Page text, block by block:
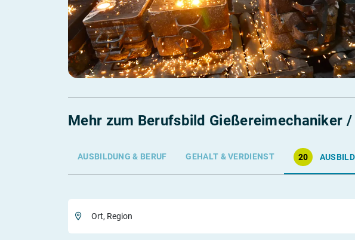
Mehr zum Berufsbild Gießereimechaniker
AUSBILDUNG & BERUF GEHALT & VERDIENST 20
Ort, Region